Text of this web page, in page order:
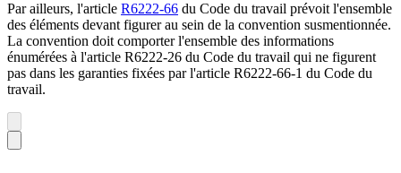
Par ailleurs, l'article R6222-66 du Code du travail prévoit l'ensemble
des éléments devant figurer au sein de la convention susmentionnée.
La convention doit comporter l'ensemble des informations
énumérées à l'article R6222-26 du Code du travail qui ne figurent
pas dans les garanties fixées par l'article R6222-66-1 du Code du
travail.